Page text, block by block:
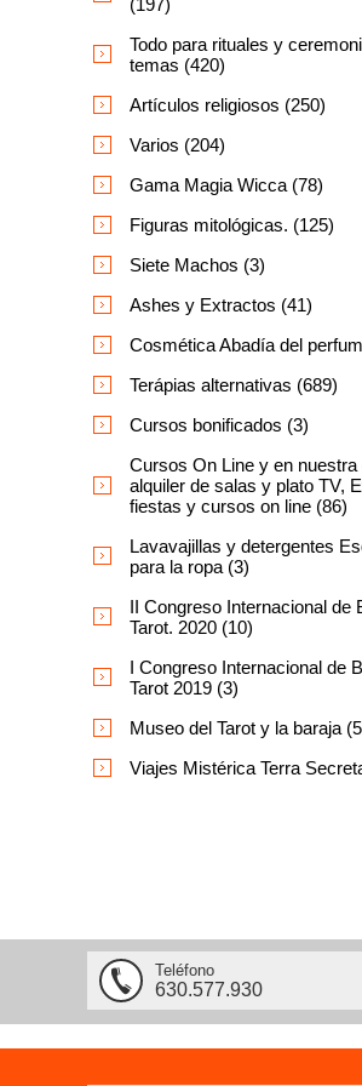
(197)
Todo para rituales y
temas (420)
Artículos religiosos (250)
Varios (204)
Gama Magia Wicca (78)
Figuras mitológicas. (125)
Siete Machos (3)
Ashes y Extractos (41)
Cosmética Abadía del
Terápias alternativas (689)
Cursos bonificados (3)
Cursos On Line y en nuestra
alquiler de salas y plato TV,
fiestas y cursos on line (86)
Lavavajillas y detergentes
para la ropa (3)
II Congreso Internacional de
Tarot. 2020 (10)
I Congreso Internacional de
Tarot 2019 (3)
Museo del Tarot y la baraja
Viajes Mistérica Terra
Teléfono
630.577.930